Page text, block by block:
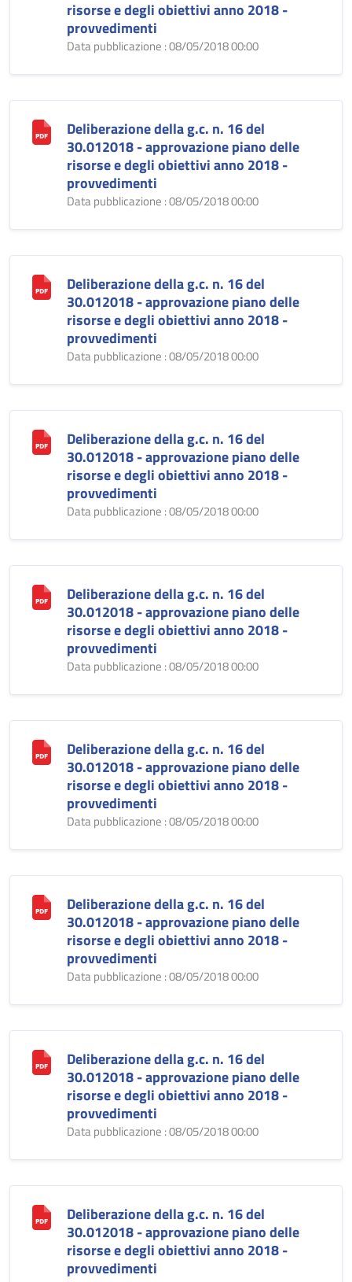
risorse e degli obiettivi anno 2018 -
provvedimenti
Data pubblicazione : 08/05/2018 00:00
Deliberazione della g.c. n. 16 del
30.012018 - approvazione piano delle
risorse e degli obiettivi anno 2018 -
provvedimenti
Data pubblicazione : 08/05/2018 00:00
Deliberazione della g.c. n. 16 del
30.012018 - approvazione piano delle
risorse e degli obiettivi anno 2018 -
provvedimenti
Data pubblicazione : 08/05/2018 00:00
Deliberazione della g.c. n. 16 del
30.012018 - approvazione piano delle
risorse e degli obiettivi anno 2018 -
provvedimenti
Data pubblicazione : 08/05/2018 00:00
Deliberazione della g.c. n. 16 del
30.012018 - approvazione piano delle
risorse e degli obiettivi anno 2018 -
provvedimenti
Data pubblicazione : 08/05/2018 00:00
Deliberazione della g.c. n. 16 del
30.012018 - approvazione piano delle
risorse e degli obiettivi anno 2018 -
provvedimenti
Data pubblicazione : 08/05/2018 00:00
Deliberazione della g.c. n. 16 del
30.012018 - approvazione piano delle
risorse e degli obiettivi anno 2018 -
provvedimenti
Data pubblicazione : 08/05/2018 00:00
Deliberazione della g.c. n. 16 del
30.012018 - approvazione piano delle
risorse e degli obiettivi anno 2018 -
provvedimenti
Data pubblicazione : 08/05/2018 00:00
Deliberazione della g.c. n. 16 del
30.012018 - approvazione piano delle
risorse e degli obiettivi anno 2018 -
provvedimenti